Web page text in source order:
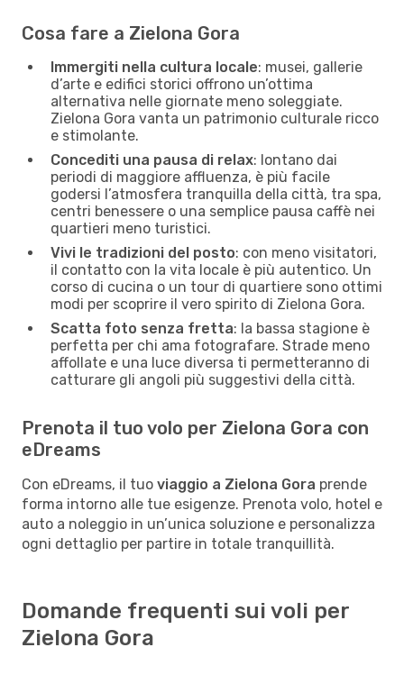
Cosa fare a Zielona Gora
Immergiti nella cultura locale: musei, gallerie
d’arte e edifici storici offrono un’ottima
alternativa nelle giornate meno soleggiate.
Zielona Gora vanta un patrimonio culturale ricco
e stimolante.
Concediti una pausa di relax: lontano dai
periodi di maggiore affluenza, è più facile
godersi l’atmosfera tranquilla della città, tra spa,
centri benessere o una semplice pausa caffè nei
quartieri meno turistici.
Vivi le tradizioni del posto: con meno visitatori,
il contatto con la vita locale è più autentico. Un
corso di cucina o un tour di quartiere sono ottimi
modi per scoprire il vero spirito di Zielona Gora.
Scatta foto senza fretta: la bassa stagione è
perfetta per chi ama fotografare. Strade meno
affollate e una luce diversa ti permetteranno di
catturare gli angoli più suggestivi della città.
Prenota il tuo volo per Zielona Gora con
eDreams
Con eDreams, il tuo viaggio a Zielona Gora prende
forma intorno alle tue esigenze. Prenota volo, hotel e
auto a noleggio in un’unica soluzione e personalizza
ogni dettaglio per partire in totale tranquillità.
Domande frequenti sui voli per
Zielona Gora